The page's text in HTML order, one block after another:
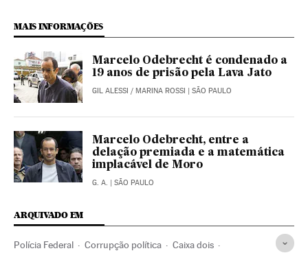
MAIS INFORMAÇÕES
Marcelo Odebrecht é condenado a
19 anos de prisão pela Lava Jato
GIL ALESSI / MARINA ROSSI | SÃO PAULO
Marcelo Odebrecht, entre a
delação premiada e a matemática
implacável de Moro
G. A. | SÃO PAULO
ARQUIVADO EM
Polícia Federal Corrupção política Caixa dois